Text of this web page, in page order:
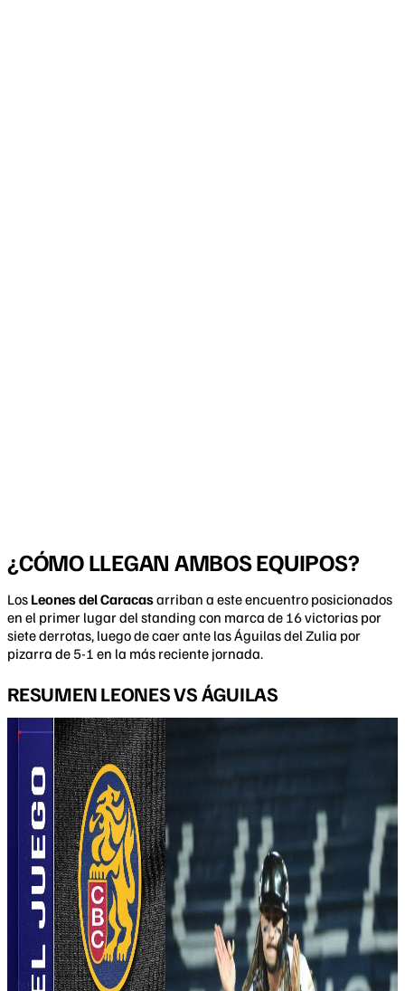
¿CÓMO LLEGAN AMBOS EQUIPOS?
Los Leones del Caracasarriban a este encuentro posicionados
en el primer lugar del standing con marca de 16 victorias por
siete derrotas, luego de caer ante las Águilas del Zulia por
pizarra de 5-1 en la más reciente jornada.
RESUMEN LEONES VS ÁGUILAS